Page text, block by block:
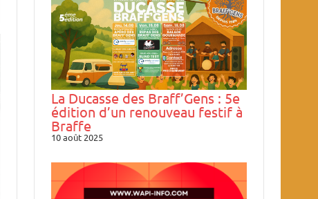
La Ducasse des Braff’Gens : 5e
édition d’un renouveau festif à
Braffe
10 août 2025